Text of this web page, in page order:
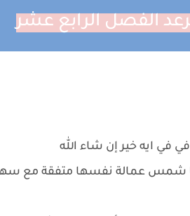
الفصل الرابع عشر
في ايه خير إن شاء الله
شمس عمالة نفسها متفقة مع